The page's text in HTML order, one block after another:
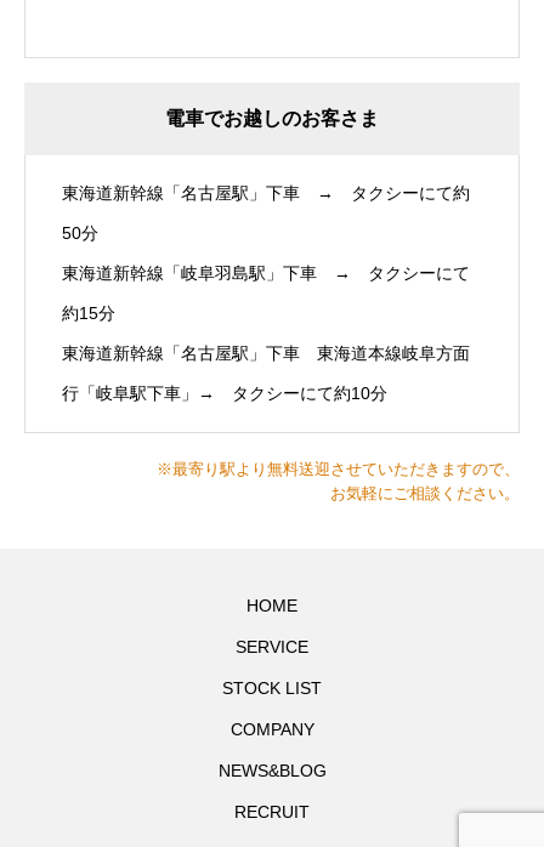
電車でお越しのお客さま
東海道新幹線「名古屋駅」下車 → タクシーにて約
50分
東海道新幹線「岐阜羽島駅」下車 → タクシーにて
約15分
東海道新幹線「名古屋駅」下車 東海道本線岐阜方面
行「岐阜駅下車」→ タクシーにて約10分
※最寄り駅より無料送迎させていただきますので、
お気軽にご相談ください。
HOME
SERVICE
STOCK LIST
COMPANY
NEWS&BLOG
RECRUIT